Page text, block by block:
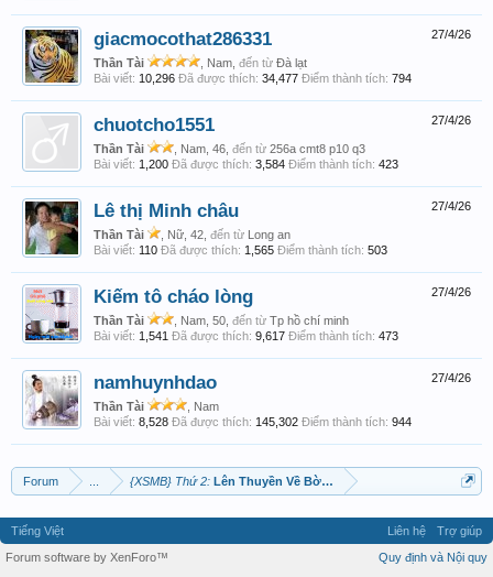
27/4/26
giacmocothat286331
Thần Tài , Nam, đến từ Đà lạt
Bài viết: 10,296 Đã được thích: 34,477 Điểm thành tích: 794
27/4/26
chuotcho1551
Thần Tài , Nam, 46, đến từ 256a cmt8 p10 q3
Bài viết: 1,200 Đã được thích: 3,584 Điểm thành tích: 423
27/4/26
Lê thị Minh châu
Thần Tài , Nữ, 42, đến từ Long an
Bài viết: 110 Đã được thích: 1,565 Điểm thành tích: 503
27/4/26
Kiếm tô cháo lòng
Thần Tài , Nam, 50, đến từ Tp hồ chí minh
Bài viết: 1,541 Đã được thích: 9,617 Điểm thành tích: 473
27/4/26
namhuynhdao
Thần Tài
, Nam
Bài viết: 8,528 Đã được thích: 145,302 Điểm thành tích: 944
Forum {XSMB} Thứ 2: Lên Thuyền Về Bờ Nào Ace
Tiếng Việt Liên hệ
Trợ giúp
Quy định và Nội quy
Forum software by XenForo™